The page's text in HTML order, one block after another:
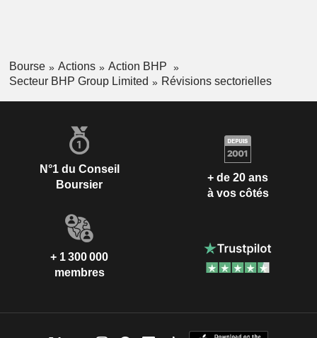
Bourse Actions
Action BHP
Secteur BHP Group Limited
Révisions sectorielles
N°1 du Conseil
Boursier
+ de 20 ans
à vos côtés
+ 1 300 000
membres